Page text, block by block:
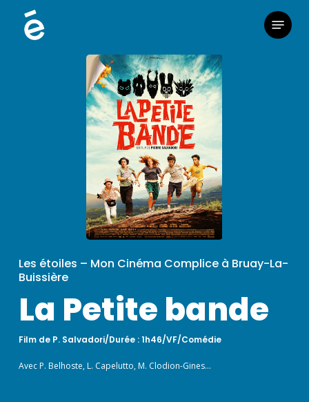
Menu
Les étoiles – Mon Cinéma Complice à Bruay-La-
Buissière
La Petite bande
Film de P. Salvadori/Durée : 1h46/VF/Comédie
Avec P. Belhoste, L. Capelutto, M. Clodion-Gines…